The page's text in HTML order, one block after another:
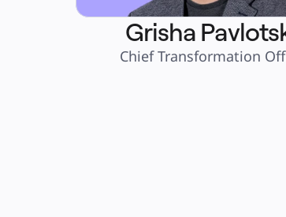
Grisha
Chief Transformation